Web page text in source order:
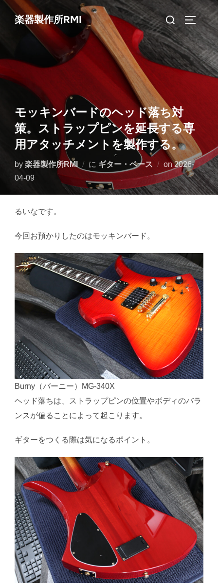
コ
ツ
へ
楽器製作所RMI
検
索
対
象:
サイド
モッキンバードのヘッド落ち対
策。ストラップピンを延長する専
用アタッチメントを製作する。
by 楽器製作所RMI に ギター・ベース on投
稿
日:
2026-
04-09
るいなです。
今回お預かりしたのはモッキンバード。
Burny（バーニー）MG-340X
ヘッド落ちは、ストラップピンの位置やボディのバラ
ンスが偏ることによって起こります。
ギターをつくる際は気になるポイント。